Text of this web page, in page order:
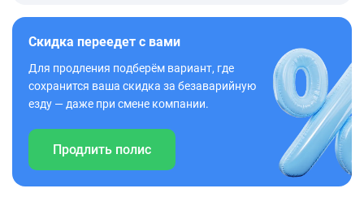
Скидка переедет с вами
Для продления подберём вариант, где
сохранится ваша скидка за безаварийную
езду — даже при смене компании.
Продлить полис